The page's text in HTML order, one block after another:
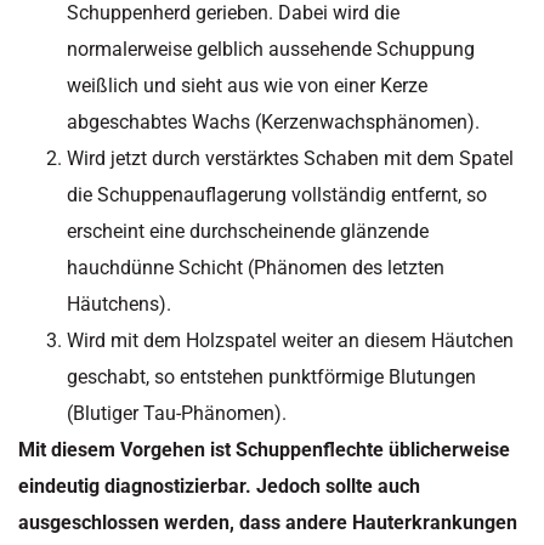
Schuppenherd gerieben. Dabei wird die
normalerweise gelblich aussehende Schuppung
weißlich und sieht aus wie von einer Kerze
abgeschabtes Wachs (Kerzenwachsphänomen).
Wird jetzt durch verstärktes Schaben mit dem Spatel
die Schuppenauflagerung vollständig entfernt, so
erscheint eine durchscheinende glänzende
hauchdünne Schicht (Phänomen des letzten
Häutchens).
Wird mit dem Holzspatel weiter an diesem Häutchen
geschabt, so entstehen punktförmige Blutungen
(Blutiger Tau-Phänomen).
Mit diesem Vorgehen ist Schuppenflechte üblicherweise
eindeutig diagnostizierbar. Jedoch sollte auch
ausgeschlossen werden, dass andere Hauterkrankungen